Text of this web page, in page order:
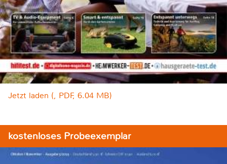
Jetzt laden (, PDF, 6.04 MB)
kostenloses Probeexemplar